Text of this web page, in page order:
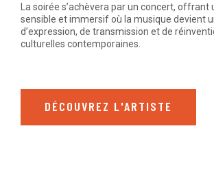
La soirée s’achèvera par un concert,
sensible et immersif où la musique devient
d’expression, de transmission et de
culturelles contemporaines.
DÉCOUVREZ L'ARTISTE